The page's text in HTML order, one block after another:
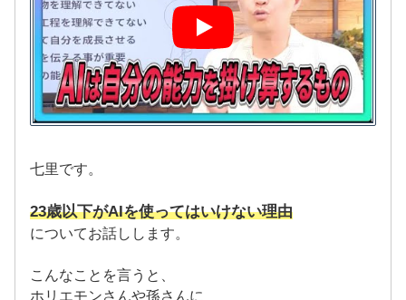
七里です。
23歳以下がAIを使ってはいけない理由
についてお話しします。
こんなことを言うと、
ホリエモンさんや孫さんに